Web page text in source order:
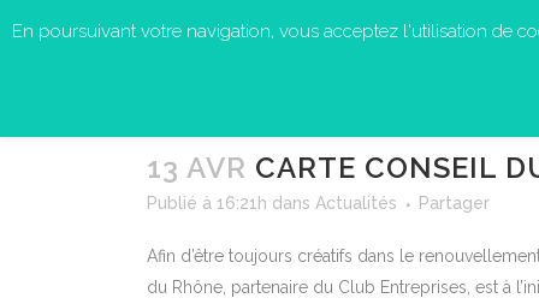
13 AVR CARTE CONSEIL
Publié à 16:21h dans Actualités Partager
Afin d’être toujours créatifs dans le
du Rhône, partenaire du Club Entreprises, est à
En poursuivant votre navigation, vous acceptez l'utilisation de